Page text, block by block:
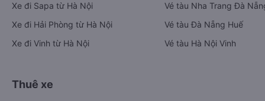
Xe đi Sapa từ Hà Nội
Xe đi Hải Phòng từ Hà Nội
Xe đi Vinh từ Hà Nội
Vé tàu Nha Trang Đà
Vé tàu Đà Nẵng Huế
Vé tàu Hà Nội Vinh
Thuê xe